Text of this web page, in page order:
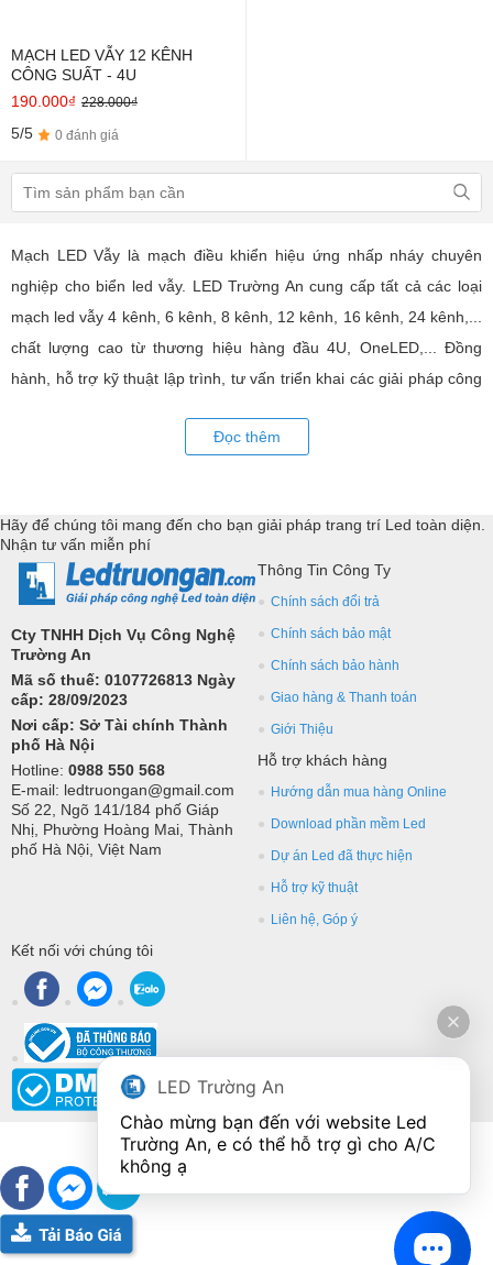
MẠCH LED VẪY 12 KÊNH
CÔNG SUẤT - 4U
190.000₫ 228.000₫
5/5 0 đánh giá
Mạch LED Vẫy là mạch điều khiển hiệu ứng nhấp nháy chuyên
nghiệp cho biển led vẫy. LED Trường An cung cấp tất cả các loại
mạch led vẫy 4 kênh, 6 kênh, 8 kênh, 12 kênh, 16 kênh, 24 kênh,...
chất lượng cao từ thương hiệu hàng đầu 4U, OneLED,... Đồng
hành, hỗ trợ kỹ thuật lập trình, tư vấn triển khai các giải pháp công
Đọc thêm
Hãy để chúng tôi mang đến cho bạn giải pháp trang trí Led toàn diện.
Nhận tư vấn miễn phí
Cty TNHH Dịch Vụ Công Nghệ
Trường An
Mã số thuế: 0107726813 Ngày
cấp: 28/09/2023
Nơi cấp: Sở Tài chính Thành
phố Hà Nội
Hotline: 0988 550 568
E-mail: ledtruongan@gmail.com
Số 22, Ngõ 141/184 phố Giáp
Nhị, Phường Hoàng Mai, Thành
phố Hà Nội, Việt Nam
Thông Tin Công Ty
Chính sách đổi trả
Chính sách bảo mật
Chính sách bảo hành
Giao hàng & Thanh toán
Giới Thiệu
Hỗ trợ khách hàng
Hướng dẫn mua hàng Online
Download phần mềm Led
Dự án Led đã thực hiện
Hỗ trợ kỹ thuật
Liên hệ, Góp ý
Kết nối với chúng tôi
LED Trường An
Chào mừng bạn đến với website Led
Trường An, e có thể hỗ trợ gì cho A/C
không ạ